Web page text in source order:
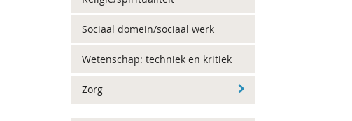
Sociaal domein/sociaal werk
Wetenschap: techniek en kritiek
Zorg